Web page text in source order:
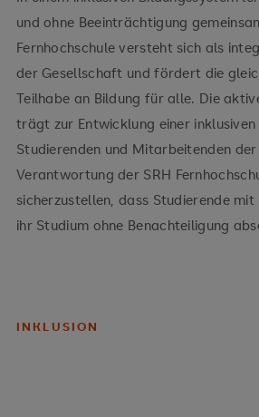
und ohne Beeinträchtigung
Fernhochschule versteht sich als
der Gesellschaft und fördert die
Teilhabe an Bildung für alle. Die
trägt zur Entwicklung einer inklusiven
Studierenden und Mitarbeitenden
Verantwortung der SRH
sicherzustellen, dass Studierende
ihr Studium ohne Benachteiligung
INKLUSION